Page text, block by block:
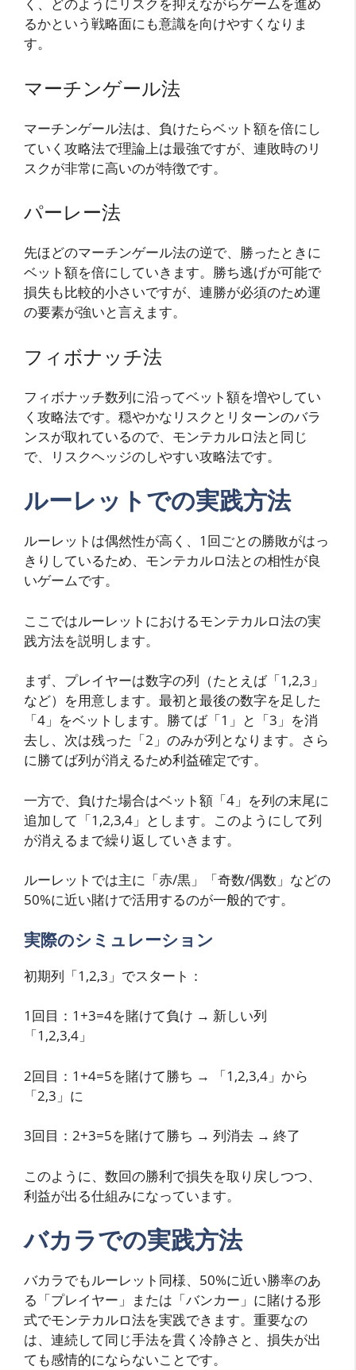
く、どのようにリスクを抑えながらゲームを進め
るかという戦略面にも意識を向けやすくなりま
す。
マーチンゲール法
マーチンゲール法は、負けたらベット額を倍にし
ていく攻略法で理論上は最強ですが、連敗時のリ
スクが非常に高いのが特徴です。
パーレー法
先ほどのマーチンゲール法の逆で、勝ったときに
ベット額を倍にしていきます。勝ち逃げが可能で
損失も比較的小さいですが、連勝が必須のため運
の要素が強いと言えます。
フィボナッチ法
フィボナッチ数列に沿ってベット額を増やしてい
く攻略法です。穏やかなリスクとリターンのバラ
ンスが取れているので、モンテカルロ法と同じ
で、リスクヘッジのしやすい攻略法です。
ルーレットでの実践方法
ルーレットは偶然性が高く、1回ごとの勝敗がはっ
きりしているため、モンテカルロ法との相性が良
いゲームです。
ここではルーレットにおけるモンテカルロ法の実
践方法を説明します。
まず、プレイヤーは数字の列（たとえば「1,2,3」
など）を用意します。最初と最後の数字を足した
「4」をベットします。勝てば「1」と「3」を消
去し、次は残った「2」のみが列となります。さら
に勝てば列が消えるため利益確定です。
一方で、負けた場合はベット額「4」を列の末尾に
追加して「1,2,3,4」とします。このようにして列
が消えるまで繰り返していきます。
ルーレットでは主に「赤/黒」「奇数/偶数」などの
50%に近い賭けで活用するのが一般的です。
実際のシミュレーション
初期列「1,2,3」でスタート：
1回目：1+3=4を賭けて負け → 新しい列
「1,2,3,4」
2回目：1+4=5を賭けて勝ち → 「1,2,3,4」から
「2,3」に
3回目：2+3=5を賭けて勝ち → 列消去 → 終了
このように、数回の勝利で損失を取り戻しつつ、
利益が出る仕組みになっています。
バカラでの実践方法
バカラでもルーレット同様、50%に近い勝率のあ
る「プレイヤー」または「バンカー」に賭ける形
式でモンテカルロ法を実践できます。重要なの
は、連続して同じ手法を貫く冷静さと、損失が出
ても感情的にならないことです。